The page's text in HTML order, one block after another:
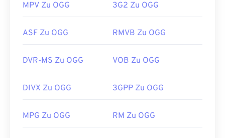
MPV Zu OGG 3G2 Zu OGG
ASF Zu OGG RMVB Zu OGG
DVR-MS Zu OGG VOB Zu OGG
DIVX Zu OGG 3GPP Zu OGG
MPG Zu OGG RM Zu OGG